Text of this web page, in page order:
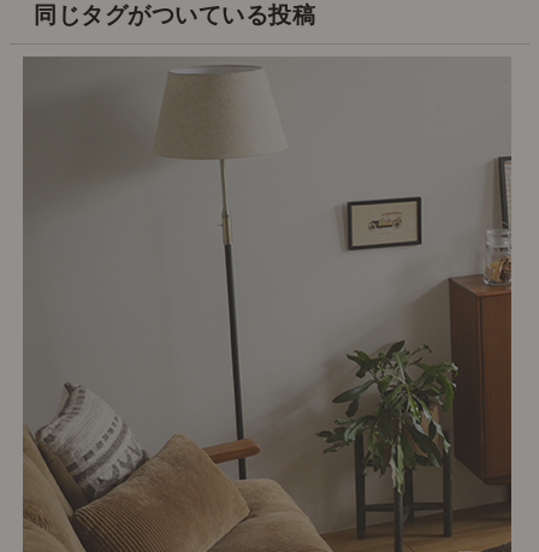
同じタグがついている投稿